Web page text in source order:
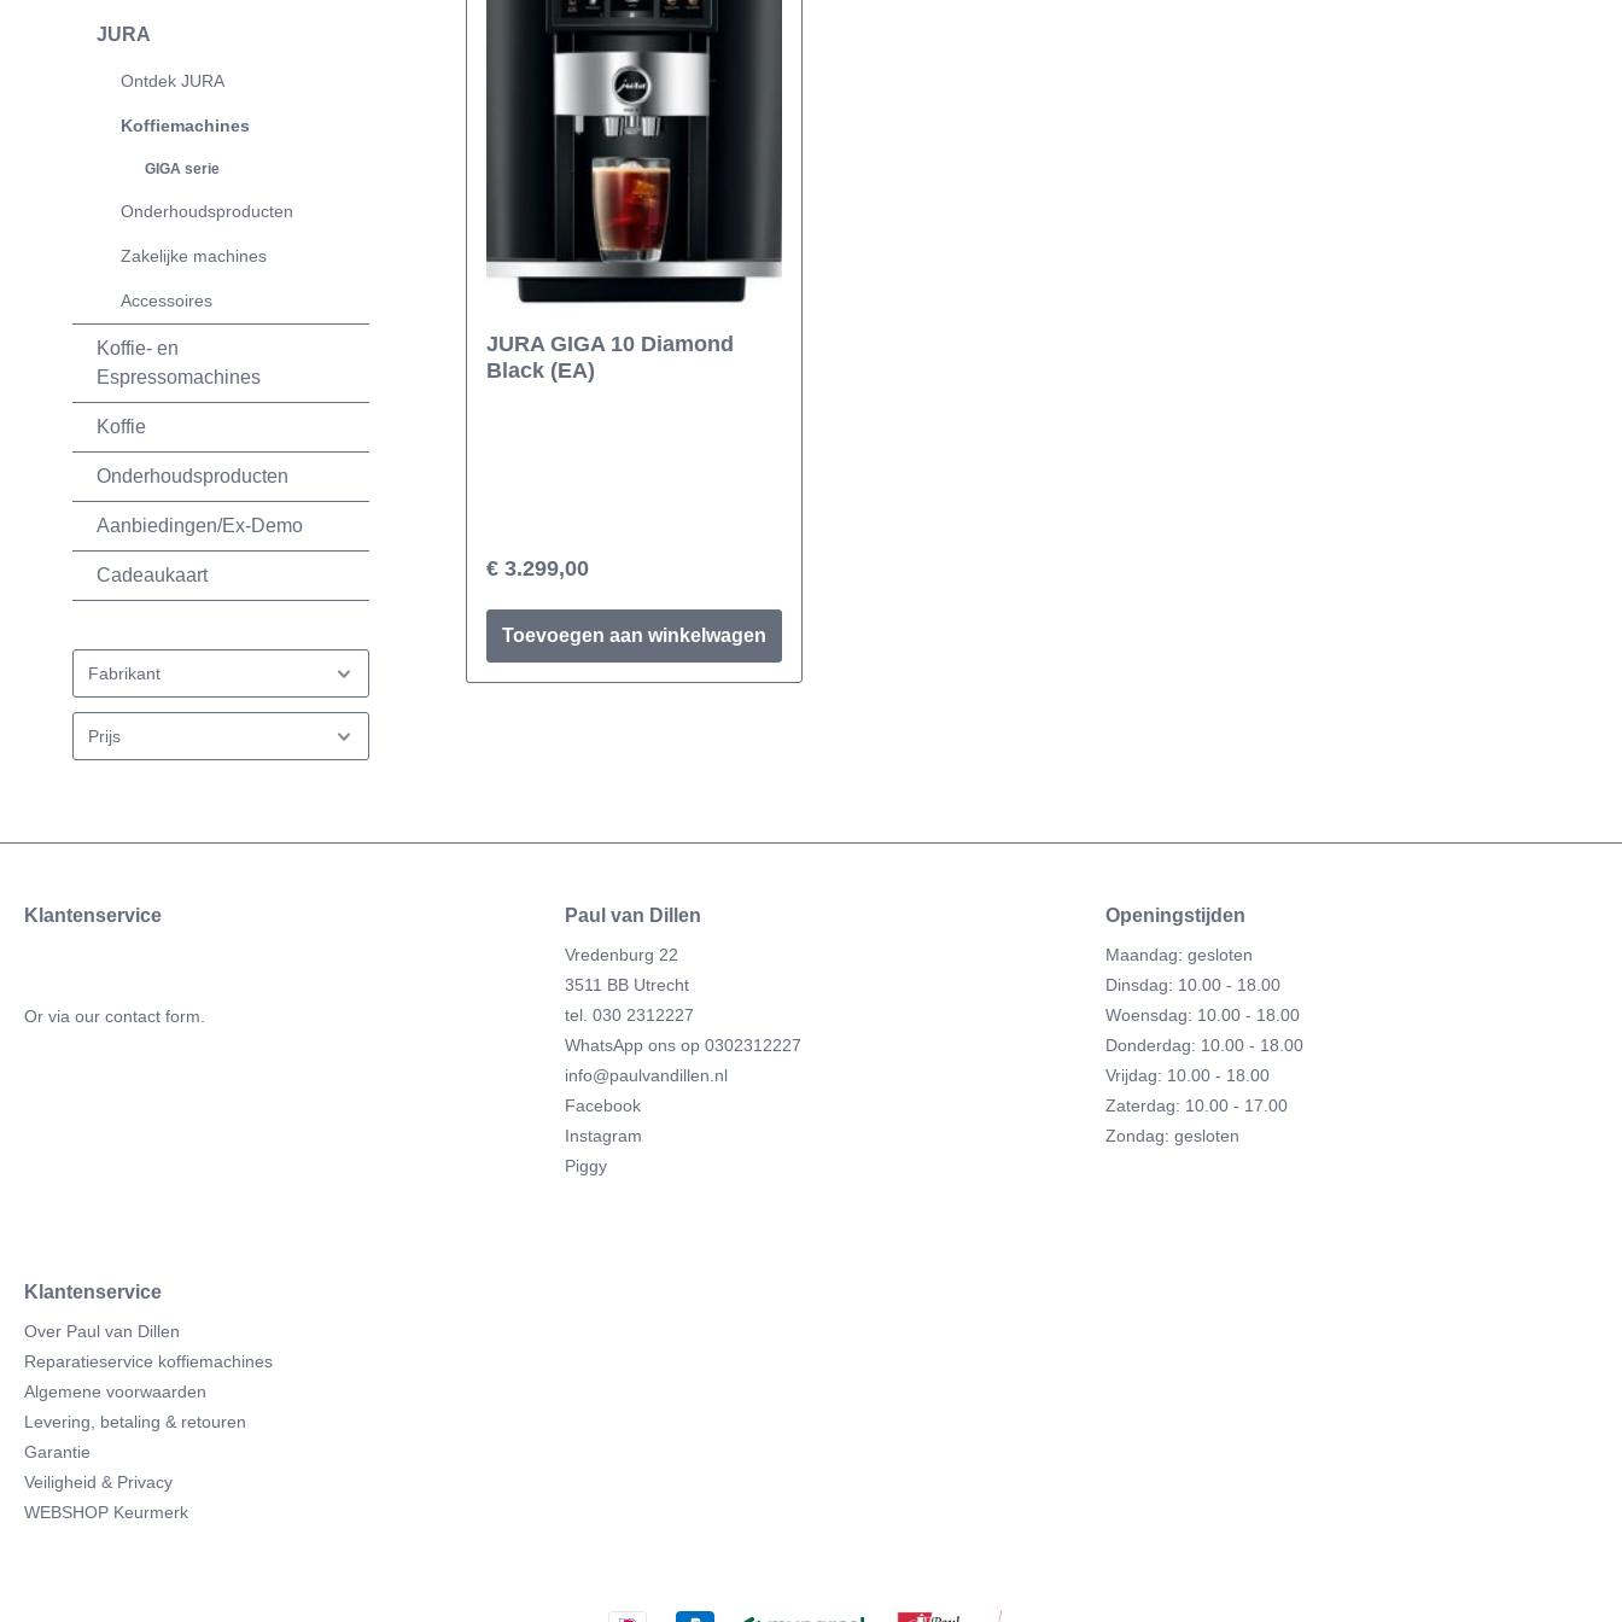
JURA
Ontdek JURA
Koffiemachines
GIGA serie
Onderhoudsproducten
Zakelijke machines
Accessoires
Koffie- en
Espressomachines
Koffie
Onderhoudsproducten
Aanbiedingen/Ex-Demo
Cadeaukaart
Fabrikant
Prijs
JURA GIGA 10 Diamond
Black (EA)
€ 3.299,00
Toevoegen aan winkelwagen
Klantenservice
Or via our contact form
Paul van Dillen
Vredenburg 22
3511 BB Utrecht
tel. 030 2312227
WhatsApp ons op 0302312227
info@paulvandillen.nl
Facebook
Instagram
Piggy
Openingstijden
Maandag: gesloten
Dinsdag: 10.00 - 18.00
Woensdag: 10.00 - 18.00
Donderdag: 10.00 - 18.00
Vrijdag: 10.00 - 18.00
Zaterdag: 10.00 - 17.00
Zondag: gesloten
Klantenservice
Over Paul van Dillen
Reparatieservice koffiemachines
Algemene voorwaarden
Levering, betaling & retouren
Garantie
Veiligheid & Privacy
WEBSHOP Keurmerk